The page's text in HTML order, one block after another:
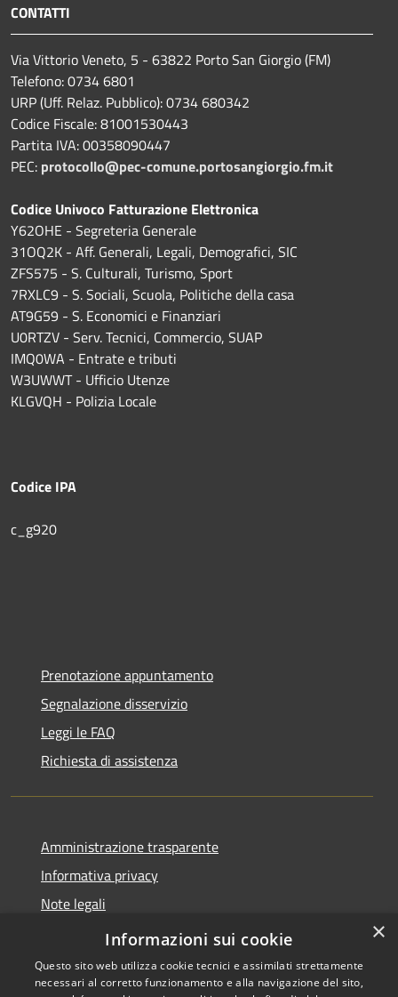
CONTATTI
Via Vittorio Veneto, 5 - 63822 Porto San Giorgio (FM)
Telefono: 0734 6801
URP (Uff. Relaz. Pubblico): 0734 680342
Codice Fiscale: 81001530443
Partita IVA: 00358090447
PEC: protocollo@pec-comune.portosangiorgio.fm.it
Codice Univoco Fatturazione Elettronica
Y62OHE - Segreteria Generale
31OQ2K - Aff. Generali, Legali, Demografici, SIC
ZFS575 - S. Culturali, Turismo, Sport
7RXLC9 - S. Sociali, Scuola, Politiche della casa
AT9G59 - S. Economici e Finanziari
U0RTZV - Serv. Tecnici, Commercio, SUAP
IMQ0WA - Entrate e tributi
W3UWWT - Ufficio Utenze
KLGVQH - Polizia Locale
Codice IPA
c_g920
Prenotazione appuntamento
Segnalazione disservizio
Leggi le FAQ
Richiesta di assistenza
Amministrazione trasparente
Informativa privacy
Note legali
Dichiarazione di accessibilità
×
Informazioni sui cookie
Questo sito web utilizza cookie tecnici e assimilati strettamente
necessari al corretto funzionamento e alla navigazione del sito,